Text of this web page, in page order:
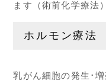
ます（術前化学療法）
ホルモン療法
乳がん細胞の発生･